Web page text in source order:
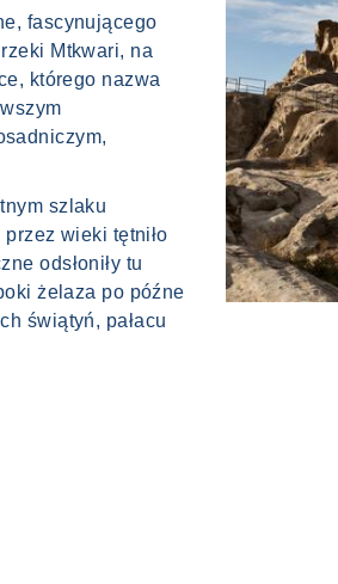
fascynującego
Mtkwari, na
którego nazwa
szlaku
wieki tętniło
odsłoniły tu
żelaza po późne
świątyń, pałacu